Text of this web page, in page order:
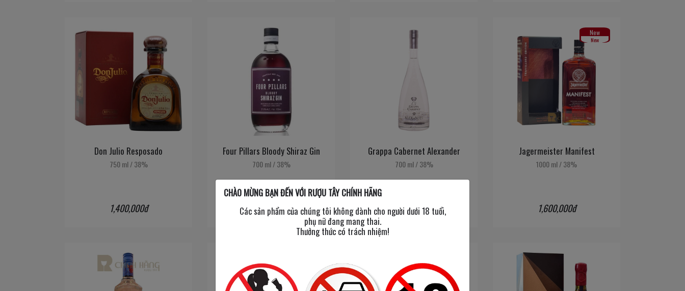
Don Julio Resposado
750 ml / 38%
1,400,000đ
Four Pillars Bloody Shiraz Gin
700 ml / 38%
1,250,000đ
Grappa Cabernet Alexander
700 ml / 38%
1,100,000đ
New
New
Jagermeister Manifest
1000 ml/38%
1,600,000đ
CHÀO MỪNG BẠN ĐẾN VỚI RƯỢU TÂY CHÍNH HÃNG
Các sản phẩm của chúng tôi không dành cho người dưới 18 tuổi,
phụ nữ đang mang thai.
Thưởng thức có trách nhiệm!